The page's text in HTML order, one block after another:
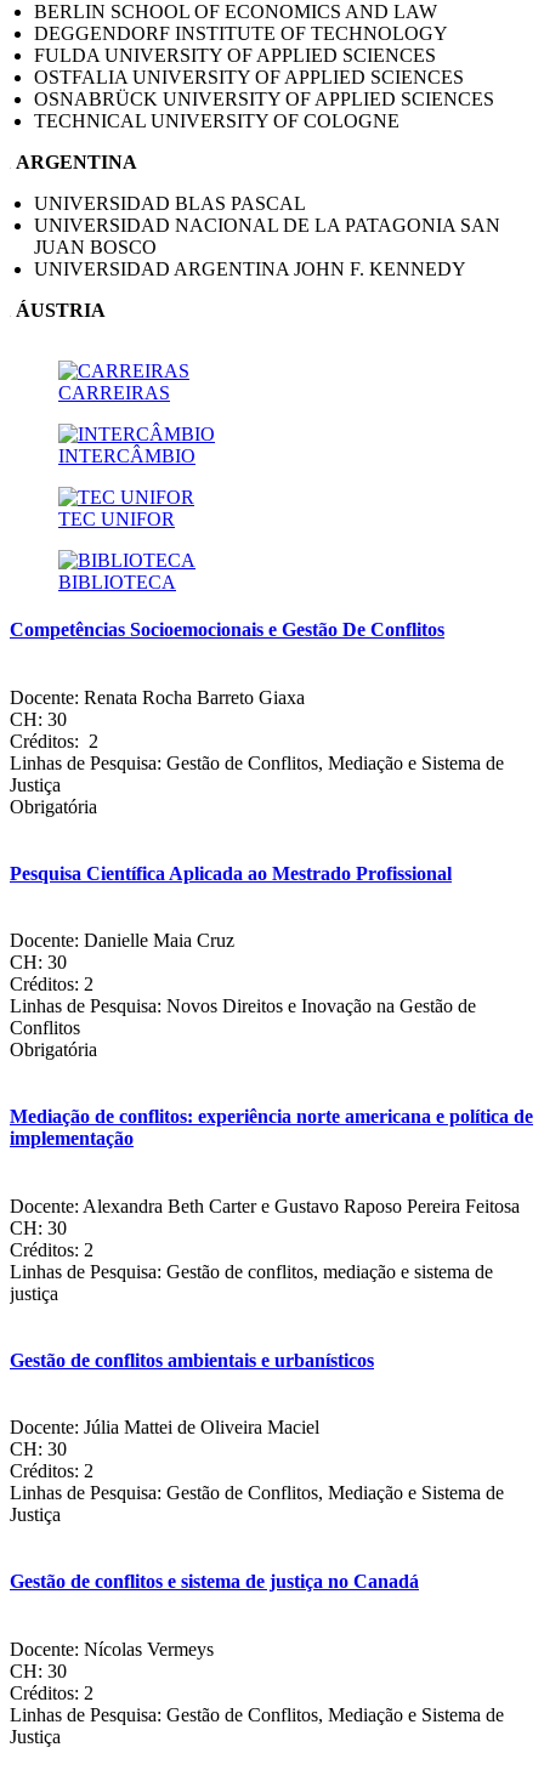
BERLIN SCHOOL OF ECONOMICS AND LAW
DEGGENDORF INSTITUTE OF TECHNOLOGY
FULDA UNIVERSITY OF APPLIED SCIENCES
OSTFALIA UNIVERSITY OF APPLIED SCIENCES
OSNABRÜCK UNIVERSITY OF APPLIED SCIENCES
TECHNICAL UNIVERSITY OF COLOGNE
ARGENTINA
UNIVERSIDAD BLAS PASCAL
UNIVERSIDAD NACIONAL DE LA PATAGONIA SAN
JUAN BOSCO
UNIVERSIDAD ARGENTINA JOHN F. KENNEDY
ÁUSTRIA
ENTREPRENEURIAL SCHOOL
HAUTE ECOLE DE LE PROVINCE DE LIÈGE
CHILE
COLÔMBIA
UNIVERSIDAD TECNOLÓGICA DE BOLIVAR
UNIVERSIDAD INCCA DE COLOMBIA
ESPANHA
UNIVERSIDAD DE CÁDIZ
UNIVERSIDAD DE SANTIAGO DE COMPOSTELA
UNIVERSIDAD DE SALAMANCA
UNIVERSIDAD DE OVIEDO
UNIVERSIDAD DE JAÉN
UNIVERSITAT DE VALÈNCIA
UNIVERSIDAD MIGUEL HERNÁNDEZ DE ELCHE
UNIVERSITAT INTERNACIONAL DE CATALUNYA
UNIVERSIDAD DE CASTILLA - LA MANCHA
EUA
NORTHEASTERN ILLINOIS UNIVERSITY
VIRGINIA COMMONWEALTH UNIVERSITY
UNIVERSITÉ DE REIMS CHAMPAGNE-ARDENNE
UNIVERSITÉ DE ROUEN
LE MANS UNIVERSITÉ
ITÁLIA
LIBERA UNIVERSITÀ DEGLI STUDI MARIA SS.
UNIVERSITÀ DEGLI STUDI DI PARMA
UNIVERSITÀ DEGLI STUDI DI SASSARI
UNIVERSITÀ DI PISA
MÉXICO
UNIVERSIDAD DE MONTERREY
PONTIFICIA UNIVERSIDAD CATÓLICA DEL PERÚ
PORTO RICO
UNIVERSIDAD INTERAMERICANA DE PUERTO RICO
CARREIRAS
INTERCÂMBIO
TEC UNIFOR
BIBLIOTECA
Competências Socioemocionais e Gestão De Conflitos
Docente: Renata Rocha Barreto Giaxa
CH: 30
Créditos: 2
Linhas de Pesquisa: Gestão de Conflitos, Mediação e Sistema de
Justiça
Obrigatória
Pesquisa Científica Aplicada ao Mestrado Profissional
Docente: Danielle Maia Cruz
CH: 30
Créditos: 2
Linhas de Pesquisa: Novos Direitos e Inovação na Gestão de
Conflitos
Obrigatória
Mediação de conflitos: experiência norte americana e política de
implementação
Docente: Alexandra Beth Carter e Gustavo Raposo Pereira Feitosa
CH: 30
Créditos: 2
Linhas de Pesquisa: Gestão de conflitos, mediação e sistema de
justiça
Gestão de conflitos ambientais e urbanísticos
Docente: Júlia Mattei de Oliveira Maciel
CH: 30
Créditos: 2
Linhas de Pesquisa: Gestão de Conflitos, Mediação e Sistema de
Justiça
Gestão de conflitos e sistema de justiça no Canadá
Docente: Nícolas Vermeys
CH: 30
Créditos: 2
Linhas de Pesquisa: Gestão de Conflitos, Mediação e Sistema de
Justiça